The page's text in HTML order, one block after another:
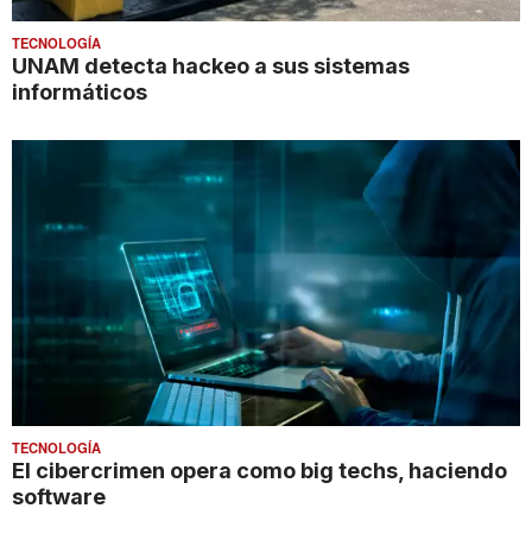
TECNOLOGÍA
UNAM detecta hackeo a sus sistemas
informáticos
TECNOLOGÍA
El cibercrimen opera como big techs, haciendo
software